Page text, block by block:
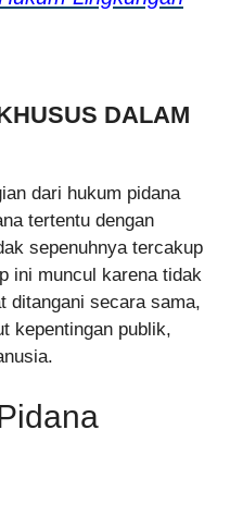
DALAM
dari hukum pidana
tertentu dengan
sepenuhnya tercakup
ini muncul karena tidak
ditangani secara sama,
kepentingan publik,